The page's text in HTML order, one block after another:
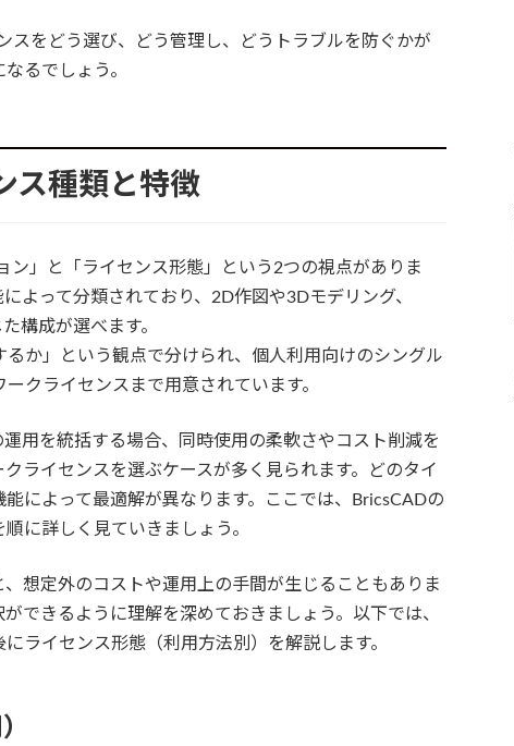
スをどう選び、どう管理し、どうトラブルを防ぐかが
るでしょう。
ス種類と特徴
ン」と「ライセンス形態」という2つの視点がありま
よって分類されており、2D作図や3Dモデリング、
構成が選べます。
か」という観点で分けられ、個人利用向けのシングル
クライセンスまで用意されています。
用を統括する場合、同時使用の柔軟さやコスト削減を
ライセンスを選ぶケースが多く見られます。どのタイ
によって最適解が異なります。ここでは、BricsCADの
に詳しく見ていきましょう。
想定外のコストや運用上の手間が生じることもありま
できるように理解を深めておきましょう。以下では、
ライセンス形態（利用方法別）を解説します。